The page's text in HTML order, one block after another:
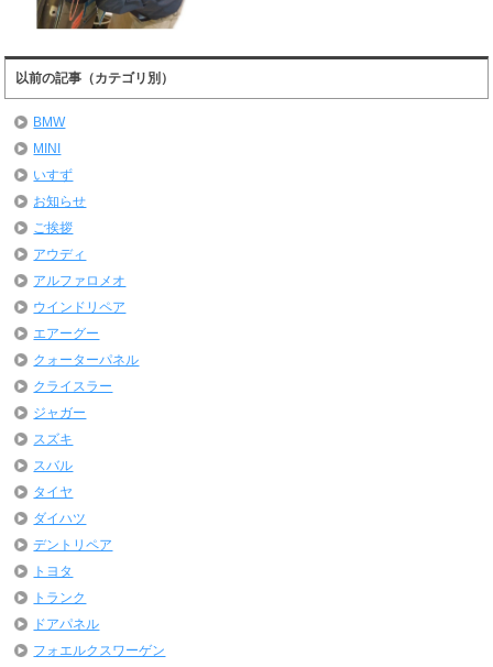
以前の記事（カテゴリ別）
BMW
MINI
いすず
お知らせ
ご挨拶
アウディ
アルファロメオ
ウインドリペア
エアーグー
クォーターパネル
クライスラー
ジャガー
スズキ
スバル
タイヤ
ダイハツ
デントリペア
トヨタ
トランク
ドアパネル
フォエルクスワーゲン